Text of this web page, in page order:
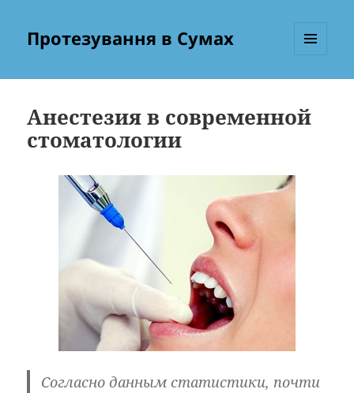
Протезування в Сумах
Анестезия в современной
стоматологии
Согласно данным статистики, почти